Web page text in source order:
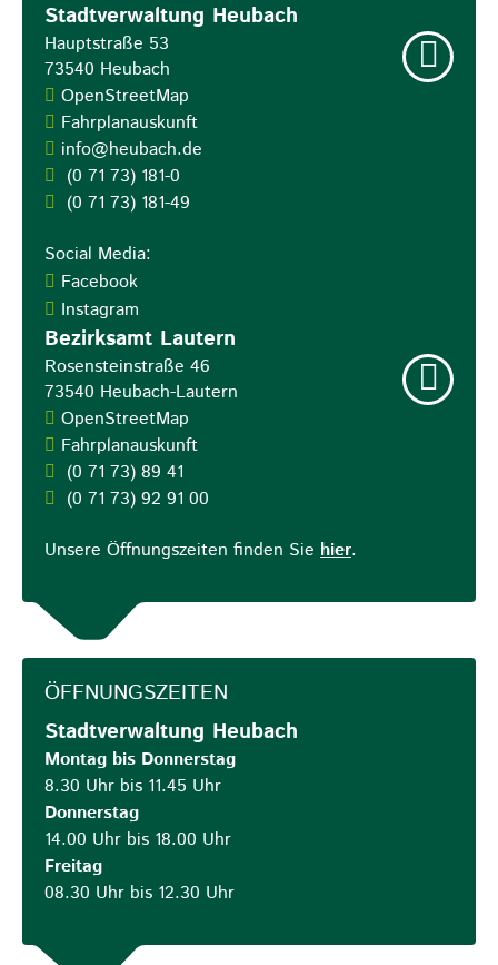
Stadtverwaltung Heubach
Hauptstraße 53
73540 Heubach
OpenStreetMap
Fahrplanauskunft
info@heubach.de
(0 71 73) 181-0
(0 71 73) 181-49
Social Media:
Facebook
Instagram
Bezirksamt Lautern
Rosensteinstraße 46
73540 Heubach-Lautern
OpenStreetMap
Fahrplanauskunft
(0 71 73) 89 41
(0 71 73) 92 91 00
Unsere Öffnungszeiten finden Sie hier.
ÖFFNUNGSZEITEN
Stadtverwaltung Heubach
Montag bis Donnerstag
8.30 Uhr bis 11.45 Uhr
Donnerstag
14.00 Uhr bis 18.00 Uhr
Freitag
08.30 Uhr bis 12.30 Uhr